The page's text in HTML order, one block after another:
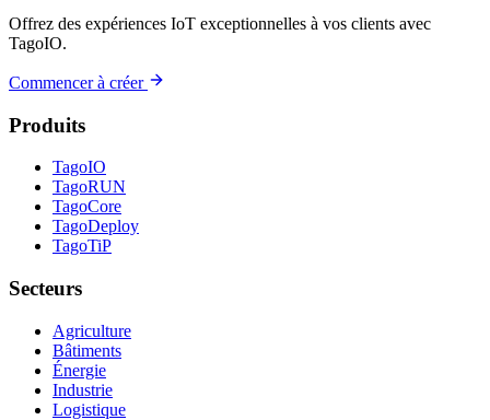
Offrez des expériences IoT exceptionnelles à vos clients avec
TagoIO.
Commencer à créer
Produits
TagoIO
TagoRUN
TagoCore
TagoDeploy
TagoTiP
Secteurs
Agriculture
Bâtiments
Énergie
Industrie
Logistique